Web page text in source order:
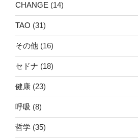
CHANGE (14)
TAO (31)
その他 (16)
セドナ (18)
健康 (23)
呼吸 (8)
哲学 (35)